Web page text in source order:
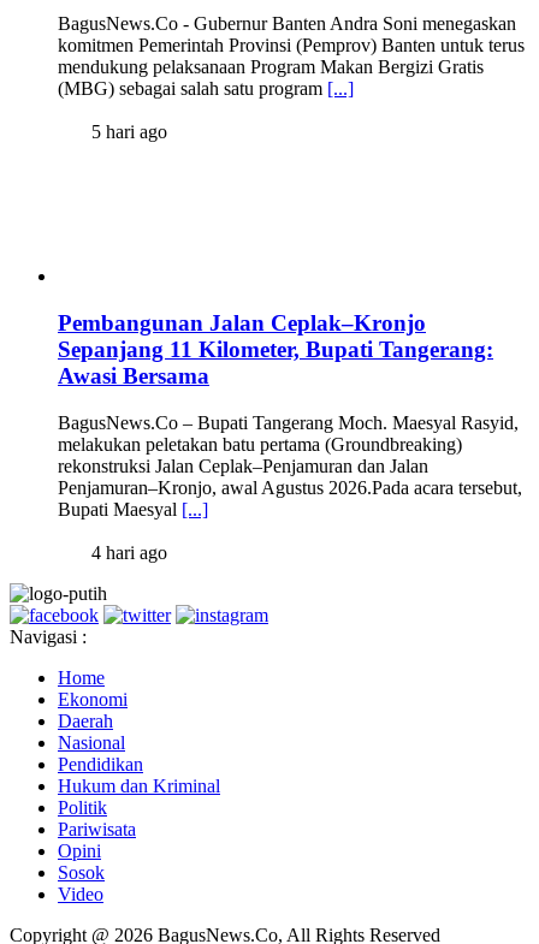
BagusNews.Co - Gubernur Banten Andra Soni menegaskan
komitmen Pemerintah Provinsi (Pemprov) Banten untuk terus
mendukung pelaksanaan Program Makan Bergizi Gratis
(MBG) sebagai salah satu program [...]
5 hari ago
Pembangunan Jalan Ceplak–Kronjo
Sepanjang 11 Kilometer, Bupati Tangerang:
Awasi Bersama
BagusNews.Co – Bupati Tangerang Moch. Maesyal Rasyid,
melakukan peletakan batu pertama (Groundbreaking)
rekonstruksi Jalan Ceplak–Penjamuran dan Jalan
Penjamuran–Kronjo, awal Agustus 2026.Pada acara tersebut,
Bupati Maesyal [...]
4 hari ago
Navigasi :
Home
Ekonomi
Daerah
Nasional
Pendidikan
Hukum dan Kriminal
Politik
Pariwisata
Opini
Sosok
Video
Copyright @ 2026 BagusNews.Co, All Rights Reserved